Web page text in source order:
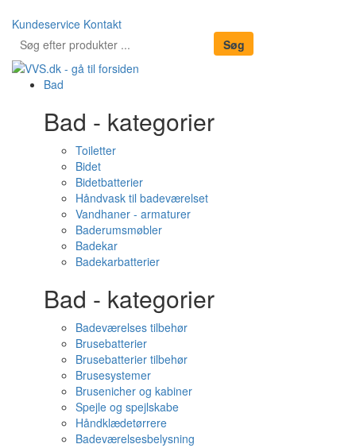
Kundeservice Kontakt
Bad
Bad - kategorier
Toiletter
Bidet
Bidetbatterier
Håndvask til badeværelset
Vandhaner - armaturer
Baderumsmøbler
Badekar
Badekarbatterier
Bad - kategorier
Badeværelses tilbehør
Brusebatterier
Brusebatterier tilbehør
Brusesystemer
Brusenicher og kabiner
Spejle og spejlskabe
Håndklædetørrere
Badeværelsesbelysning